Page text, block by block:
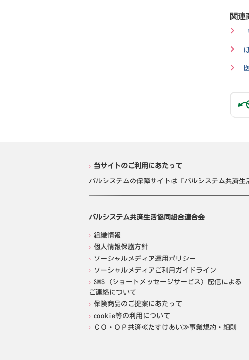
関連
当サイトのご利用にあたって
パルシステムの保障サイトは「パルシステム共済
パルシステム共済生活協同組合連合会
組織情報
個人情報保護方針
ソーシャルメディア運用ポリシー
ソーシャルメディアご利用ガイドライン
SMS（ショートメッセージサービス）配信による
ご連絡について
保険商品のご提案にあたって
cookie等の利用について
ＣＯ・ＯＰ共済≪たすけあい≫事業規約・細則